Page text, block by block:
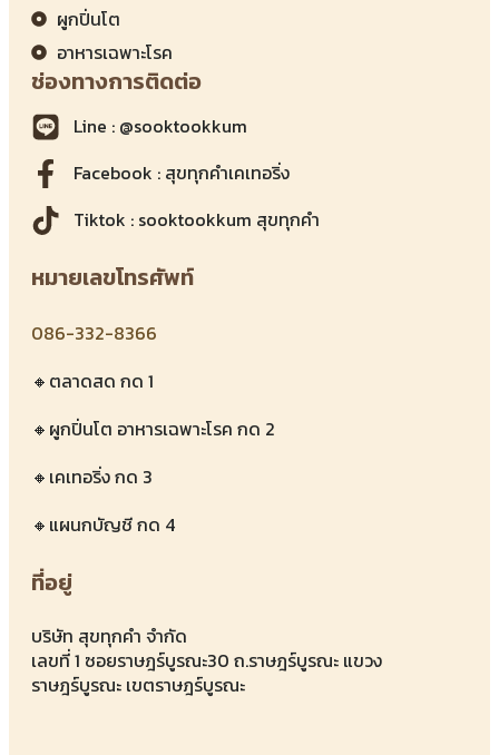
ผูกปิ่นโต
อาหารเฉพาะโรค
ช่องทางการติดต่อ
Line : @sooktookkum
Facebook : สุขทุกคำเคเทอริ่ง
Tiktok : sooktookkum สุขทุกคำ
หมายเลขโทรศัพท์
086-332-8366
🔸ตลาดสด กด 1
🔸ผูกปิ่นโต อาหารเฉพาะโรค กด 2
🔸เคเทอริ่ง กด 3
🔸แผนกบัญชี กด 4
ที่อยู่
บริษัท สุขทุกคำ จำกัด
เลขที่ 1 ซอยราษฎร์บูรณะ30 ถ.ราษฎร์บูรณะ แขวง
ราษฎร์บูรณะ เขตราษฎร์บูรณะ